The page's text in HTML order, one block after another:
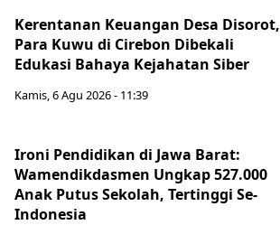
Kerentanan Keuangan Desa Disorot,
Para Kuwu di Cirebon Dibekali
Edukasi Bahaya Kejahatan Siber
Kamis, 6 Agu 2026 - 11:39
Ironi Pendidikan di Jawa Barat:
Wamendikdasmen Ungkap 527.000
Anak Putus Sekolah, Tertinggi Se-
Indonesia